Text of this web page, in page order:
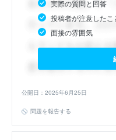
実際の質問と回答
投稿者が注意したこ
面接の雰囲気
公開日：2025年6月25日
問題を報告する